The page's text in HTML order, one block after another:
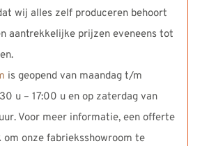
wij alles zelf produceren behoort
aantrekkelijke prijzen eveneens tot
is geopend van maandag t/m
u – 17:00 u en op zaterdag van
Voor meer informatie, een offerte
om onze fabrieksshowroom te